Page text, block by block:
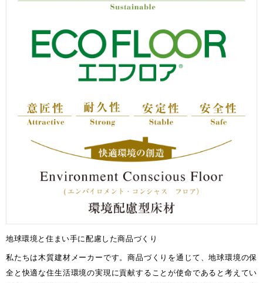
ショールーム SHOWROOM
会社情報 COMPANY INFO
プロユーザーサイト for Professional
フローリングリフォームお悩み解決サイト
地球環境と住まい手に配慮した商品づくり
私たちは木質建材メーカーです。商品づくりを通じて、地球環境の保
全と快適な住生活環境の実現に貢献することが使命であると考えてい